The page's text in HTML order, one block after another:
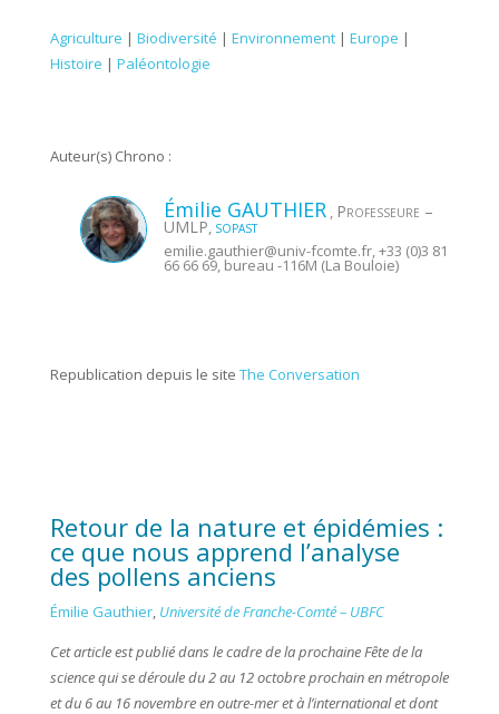
Agriculture | Biodiversité | Environnement| Europe |
Histoire | Paléontologie
Auteur(s) Chrono :
Émilie GAUTHIER , Professeure –
UMLP, SOPAST
emilie.gauthier@univ-fcomte.fr, +33 (0)3 81
66 66 69, bureau -116M (La Bouloie)
Republication depuis le site The Conversation
Retour de la nature et épidémies :
ce que nous apprend l’analyse
des pollens anciens
Émilie Gauthier, Université de Franche-Comté – UBFC
Cet article est publié dans le cadre de la prochaine Fête de la
science qui se déroule du 2 au 12 octobre prochain en métropole
et du 6 au 16 novembre en outre-mer et à l’international et dont